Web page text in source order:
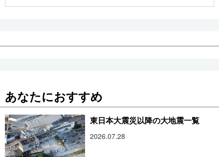
あなたにおすすめ
東日本大震災以降の大地震一覧
2026.07.28